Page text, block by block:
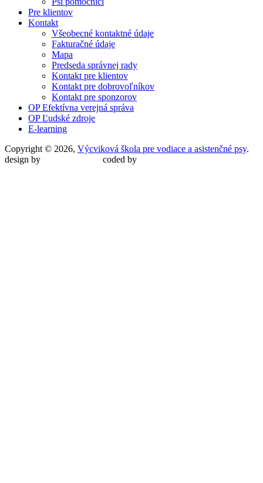
Pre klientov
Kontakt
Všeobecné kontaktné údaje
Fakturačné údaje
Mapa
Predseda správnej rady
Kontakt pre klientov
Kontakt pre dobrovoľníkov
Kontakt pre sponzorov
OP Efektívna verejná správa
OP Ľudské zdroje
E-learning
Copyright © 2026, Výcviková škola pre vodiace a asistenčné psy.
design by
coded by